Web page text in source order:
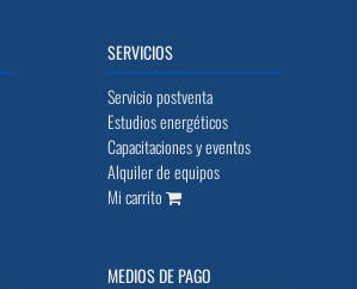
SERVICIOS
Servicio postventa
Estudios energéticos
Capacitaciones y eventos
Alquiler de equipos
Mi carrito
MEDIOS DE PAGO